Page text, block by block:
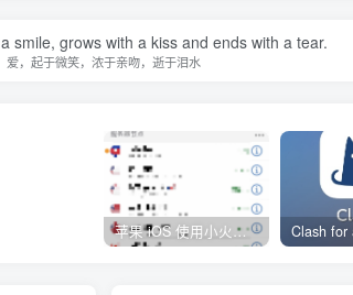
smile, grows with a kiss and ends with a tear.
爱，起于微笑，浓于亲吻，逝于泪水
苹果 iOS 使用小火箭(shadowrocket)新手教程